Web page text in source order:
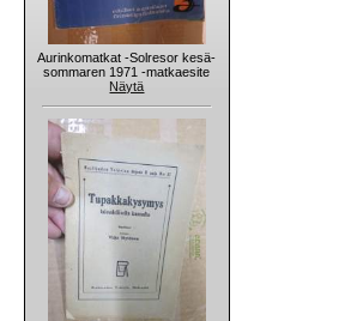
Aurinkomatkat -Solresor kesä-
sommaren 1971 -matkaesite
Näytä